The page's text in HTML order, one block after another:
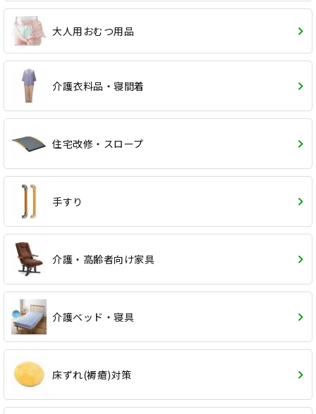
大人用おむつ用品
介護衣料品・寝間着
住宅改修・スロープ
手すり
介護・高齢者向け家具
介護ベッド・寝具
床ずれ(褥瘡)対策